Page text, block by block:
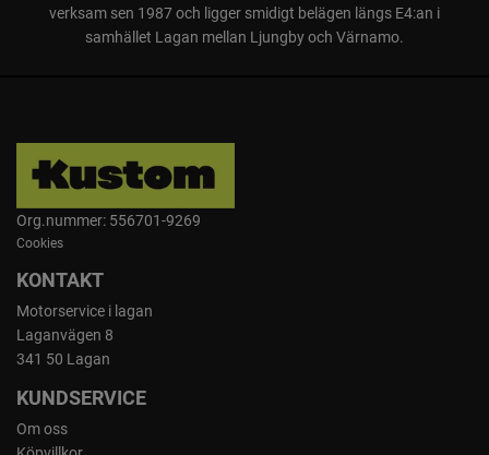
verksam sen 1987 och ligger smidigt belägen längs E4:an i
samhället Lagan mellan Ljungby och Värnamo.
Org.nummer: 556701-9269
Cookies
KONTAKT
Motorservice i lagan
Laganvägen 8
341 50 Lagan
KUNDSERVICE
Om oss